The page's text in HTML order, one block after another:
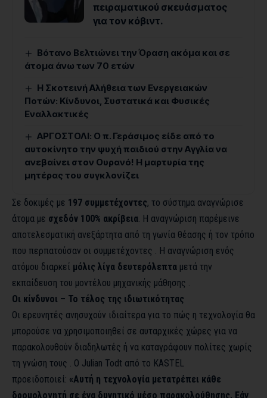
πειραματικού σκευάσματος
για τον κόβιντ.
Βότανο Βελτιώνει την Όραση ακόμα και σε
άτομα άνω των 70 ετών
Η Σκοτεινή Αλήθεια των Ενεργειακών
Ποτών: Κίνδυνοι, Συστατικά και Φυσικές
Εναλλακτικές
ΑΡΓΟΣΤΟΛΙ: Ο π. Γεράσιμος είδε από το
αυτοκίνητο την ψυχή παιδιού στην Αγγλία να
ανεβαίνει στον Ουρανό! Η μαρτυρία της
μητέρας του συγκλονίζει
Σε δοκιμές με 197 συμμετέχοντες, το σύστημα αναγνώρισε
άτομα με σχεδόν 100% ακρίβεια . Η αναγνώριση παρέμεινε
αποτελεσματική ανεξάρτητα από τη γωνία θέασης ή τον τρόπο
που περπατούσαν οι συμμετέχοντες . Η αναγνώριση ενός
ατόμου διαρκεί μόλις λίγα δευτερόλεπτα μετά την
εκπαίδευση του μοντέλου μηχανικής μάθησης .
Οι κίνδυνοι – Το τέλος της ιδιωτικότητας
Οι ερευνητές ανησυχούν ιδιαίτερα για το πώς η τεχνολογία θα
μπορούσε να χρησιμοποιηθεί σε αυταρχικές χώρες για να
παρακολουθούν διαδηλωτές ή να καταγράφουν πολίτες χωρίς
τη γνώση τους . Ο Julian Todt από το KASTEL
προειδοποιεί: «Αυτή η τεχνολογία μετατρέπει κάθε
δρομολογητή σε ένα δυνητικό μέσο παρακολούθησης. Εάν